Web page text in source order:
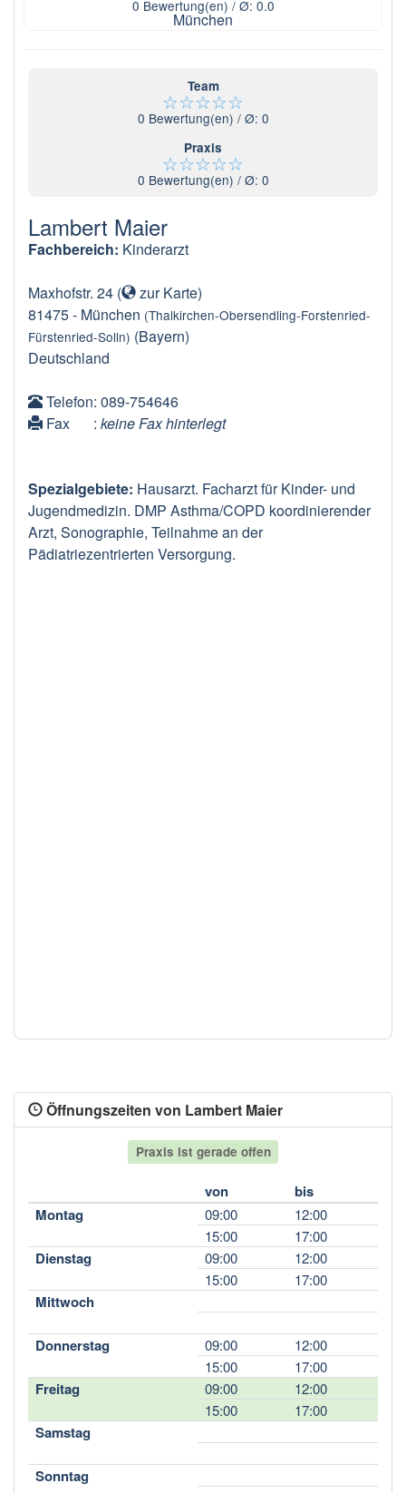
0 Bewertung(en) / Ø: 0.0
München
Team
☆☆☆☆☆
0 Bewertung(en) / Ø: 0
Praxis
☆☆☆☆☆
0 Bewertung(en) / Ø: 0
Lambert Maier
Fachbereich: Kinderarzt
Maxhofstr. 24 ( zur Karte)
81475- München (Thalkirchen-Obersendling-Forstenried-
Fürstenried-Solln) (Bayern)
Deutschland
Telefon: 089-754646
Fax
: keine Fax hinterlegt
Spezialgebiete: Hausarzt. Facharzt für Kinder- und
Jugendmedizin. DMP Asthma/COPD koordinierender
Arzt, Sonographie, Teilnahme an der
Pädiatriezentrierten Versorgung.
Öffnungszeiten von Lambert Maier
Praxis ist gerade offen
von
bis
Montag
09:00
12:00
15:00
17:00
Dienstag 09:00
12:00
15:00
17:00
Mittwoch
Donnerstag 09:00
12:00
15:00
17:00
Freitag 09:00
12:00
15:00
17:00
Samstag
Sonntag